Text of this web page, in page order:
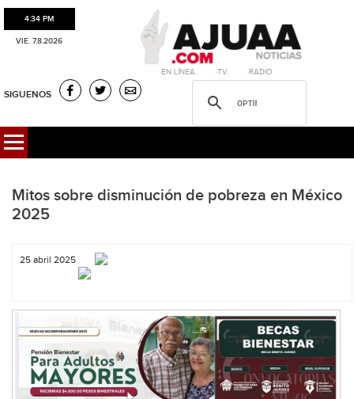
4:34 PM
VIE. 7.8.2026
·EN LÍNEA. ·T.V. ·RADIO
SIGUENOS
Mitos sobre disminución de pobreza en México
2025
25 abril 2025